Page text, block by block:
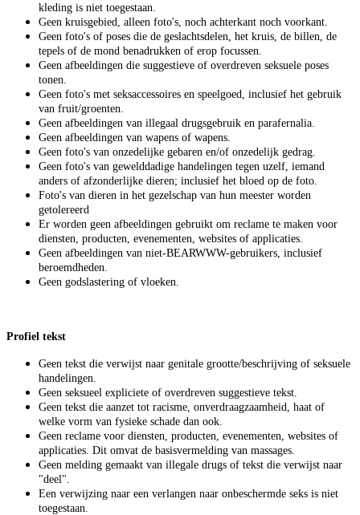
kleding is niet toegestaan.
Geen kruisgebied, alleen foto's, noch achterkant noch voorkant.
Geen foto's of poses die de geslachtsdelen, het kruis, de billen, de
tepels of de mond benadrukken of erop focussen.
Geen afbeeldingen die suggestieve of overdreven seksuele poses
tonen.
Geen foto's met seksaccessoires en speelgoed, inclusief het gebruik
van fruit/groenten.
Geen afbeeldingen van illegaal drugsgebruik en parafernalia.
Geen afbeeldingen van wapens of wapens.
Geen foto's van onzedelijke gebaren en/of onzedelijk gedrag.
Geen foto's van gewelddadige handelingen tegen uzelf, iemand
anders of afzonderlijke dieren; inclusief het bloed op de foto.
Foto's van dieren in het gezelschap van hun meester worden
getolereerd
Er worden geen afbeeldingen gebruikt om reclame te maken voor
diensten, producten, evenementen, websites of applicaties.
Geen afbeeldingen van niet-BEARWWW-gebruikers, inclusief
beroemdheden.
Geen godslastering of vloeken.
Profiel tekst
Geen tekst die verwijst naar genitale grootte/beschrijving of seksuele
handelingen.
Geen seksueel expliciete of overdreven suggestieve tekst.
Geen tekst die aanzet tot racisme, onverdraagzaamheid, haat of
welke vorm van fysieke schade dan ook.
Geen reclame voor diensten, producten, evenementen, websites of
applicaties. Dit omvat de basisvermelding van massages.
Geen melding gemaakt van illegale drugs of tekst die verwijst naar
"deel".
Een verwijzing naar een verlangen naar onbeschermde seks is niet
toegestaan.